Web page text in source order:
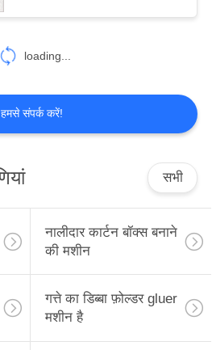
मशीन
8
10
loading...
हमसे संपर्क करें!
सभी
नालीदार कार्टन बॉक्स बनाने
की मशीन
गत्ते का डिब्बा फ़ोल्डर gluer
मशीन है